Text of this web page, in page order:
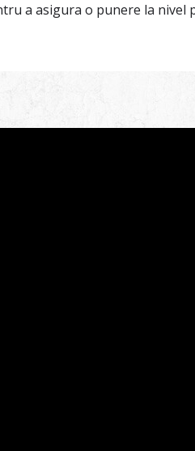
a asigura o punere la nivel